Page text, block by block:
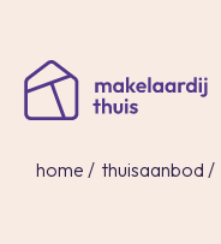
home / thuisaanbod /